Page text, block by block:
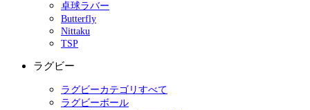
卓球ラバー
Butterfly
Nittaku
TSP
ラグビー
ラグビーカテゴリすべて
ラグビーボール